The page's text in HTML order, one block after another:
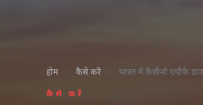
होम › कैसे करें › भारत में कैसीनो एपीके
कैसे करें